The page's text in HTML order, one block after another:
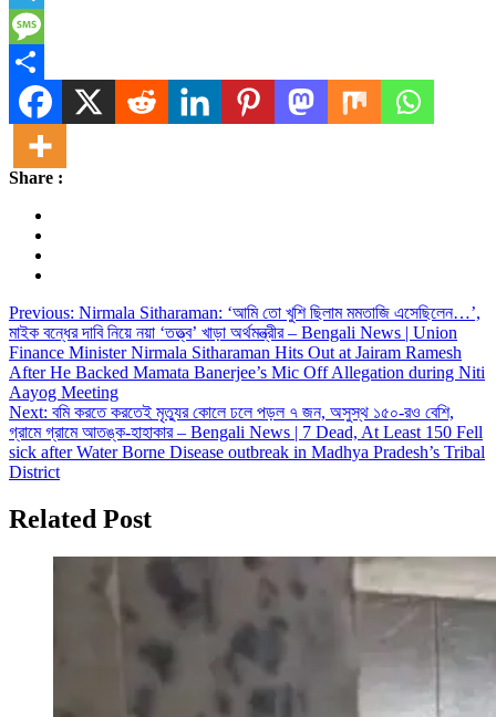
Telegram
Message
Share
Share :
Post
navigation
Previous: Nirmala Sitharaman: ‘আমি তো খুশি ছিলাম মমতাজি এসেছিলেন…’,
মাইক বন্ধের দাবি নিয়ে নয়া ‘তত্ত্ব’ খাড়া অর্থমন্ত্রীর – Bengali News | Union
Finance Minister Nirmala Sitharaman Hits Out at Jairam Ramesh
After He Backed Mamata Banerjee’s Mic Off Allegation during Niti
Aayog Meeting
Next: বমি করতে করতেই মৃত্যুর কোলে ঢলে পড়ল ৭ জন, অসুস্থ ১৫০-রও বেশি,
গ্রামে গ্রামে আতঙ্ক-হাহাকার – Bengali News | 7 Dead, At Least 150 Fell
sick after Water Borne Disease outbreak in Madhya Pradesh’s Tribal
District
Related Post